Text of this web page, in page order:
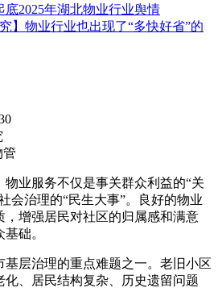
底2025年湖北物业行业舆情
】物业行业也出现了“多快好省”的
管
业服务不仅是事关群众利益的“关
会治理的“民生大事”。良好的物业
，增强居民对社区的归属感和满意
础。
层治理的重点难题之一。老旧小区
、居民结构复杂、历史遗留问题